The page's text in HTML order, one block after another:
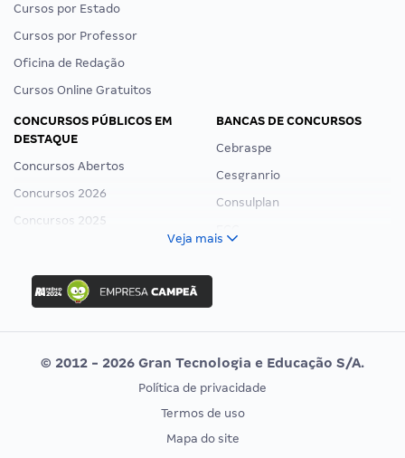
Cursos por Estado
Cursos por Professor
Oficina de Redação
Cursos Online Gratuitos
CONCURSOS PÚBLICOS EM
DESTAQUE
Concursos Abertos
Concursos 2026
Concursos 2025
Concurso Ibama
Concurso MPU
Editais publicados
BANCAS DE CONCURSOS
Cebraspe
Cesgranrio
Consulplan
Vunesp
CONCURSOS POR PROFISSÃO
EXAME DE ORDEM
Veja mais
© 2012 - 2026 Gran Tecnologia e Educação S/A.
Política de privacidade
Termos de uso
Mapa do site